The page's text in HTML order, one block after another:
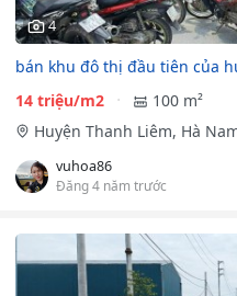
4
bán khu đô thị đầu tiên của
14 triệu/m2
100 m²
Huyện Thanh Liêm, Hà
vuhoa86
Đăng 4 năm trước